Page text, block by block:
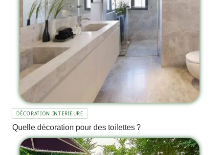
DÉCORATION INTERIEURE
Quelle décoration pour des toilettes ?